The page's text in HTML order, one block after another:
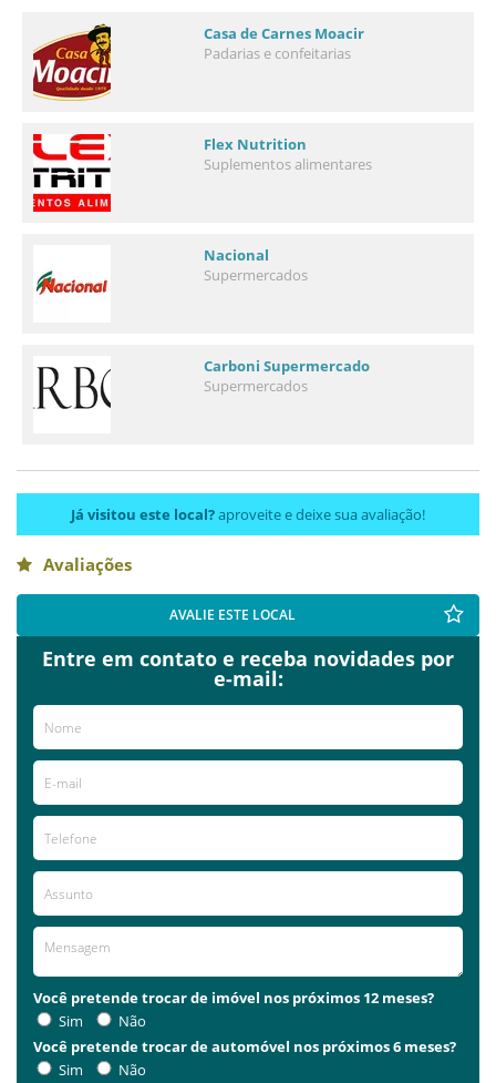
Casa de Carnes Moacir
Padarias e confeitarias
Flex Nutrition
Suplementos alimentares
Nacional
Supermercados
Carboni Supermercado
Supermercados
Já visitou este local?aproveite e deixe sua avaliação!
Avaliações
AVALIE ESTE LOCAL
Entre em contato e receba novidades por
e-mail:
Você pretende trocar de imóvel nos próximos 12 meses?
Sim
Não
Você pretende trocar de automóvel nos próximos 6 meses?
Sim
Não